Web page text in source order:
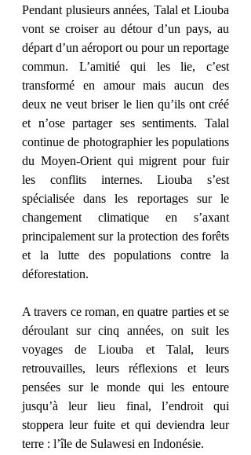
Pendant plusieurs années, Talal et Liouba
vont se croiser au détour d’un pays, au
départ d’un aéroport ou pour un reportage
commun. L’amitié qui les lie, c’est
transformé en amour mais aucun des
deux ne veut briser le lien qu’ils ont créé
et n’ose partager ses sentiments. Talal
continue de photographier les populations
du Moyen-Orient qui migrent pour fuir
les conflits internes. Liouba s’est
spécialisée dans les reportages sur le
changement climatique en s’axant
principalement sur la protection des forêts
et la lutte des populations contre la
déforestation.
A travers ce roman, en quatre parties et se
déroulant sur cinq années, on suit les
voyages de Liouba et Talal, leurs
retrouvailles, leurs réflexions et leurs
pensées sur le monde qui les entoure
jusqu’à leur lieu final, l’endroit qui
stoppera leur fuite et qui deviendra leur
terre : l’île de Sulawesi en Indonésie.